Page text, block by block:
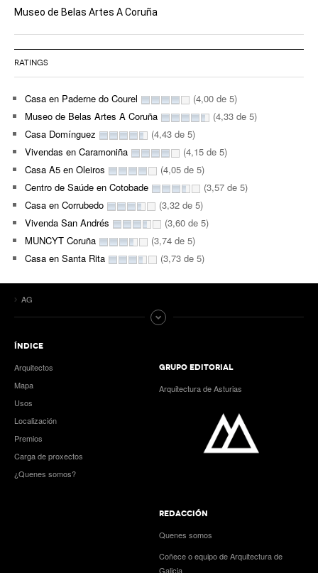
Museo de Belas Artes A Coruña
RATINGS
Casa en Paderne do Courel
(4,00 de 5)
Museo de Belas Artes A Coruña
(4,33 de 5)
Casa Domínguez
(4,43 de 5)
Vivendas en Caramoniña
(4,15 de 5)
Casa A5 en Oleiros
(4,05 de 5)
Centro de Saúde en Cotobade
(3,57 de 5)
Casa en Corrubedo
(3,32 de 5)
Vivenda San Andrés
(3,60 de 5)
MUNCYT Coruña
(3,74 de 5)
Casa en Santa Rita
(3,73 de 5)
AG
ÍNDICE
Arquitectos
Mapa
Usos
Localización
Premios
Carga de proxectos
¿Quenes somos?
GRUPO EDITORIAL
Arquitectura de Asturias
REDACCIÓN
Quenes somos
Coñece o equipo de Arquitectura de
Galicia